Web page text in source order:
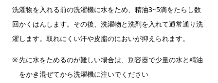
洗濯物を入れる前の洗濯機に水をため、精油3~5滴をたらし数
回かくはんします。 その後、洗濯物と洗剤を入れて通常通り洗
濯します。 取れにくい汗や皮脂のにおいが抑えられます。
先に水をためるのが難しい場合は、別容器で少量の水と精油
をかき混ぜてから洗濯機に注いでください